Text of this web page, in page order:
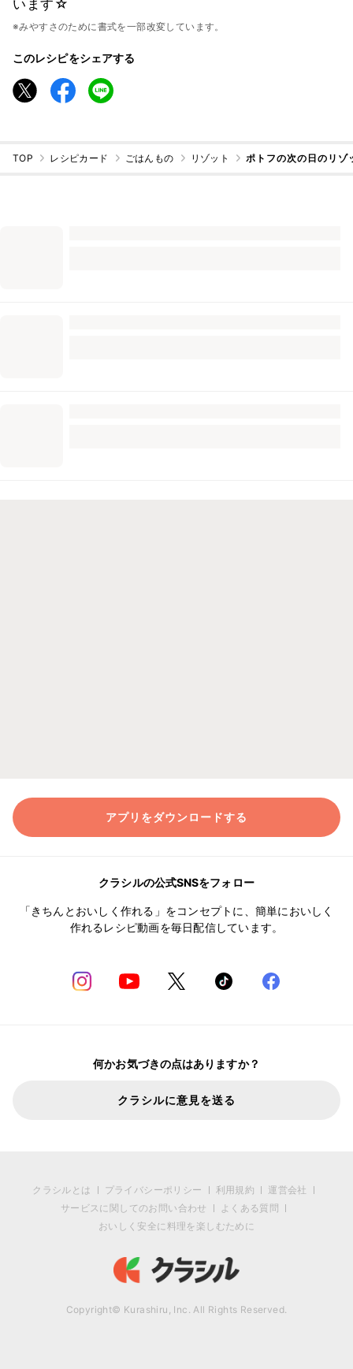
います☆
※みやすさのために書式を一部改変しています。
このレシピをシェアする
TOP レシピカード ごはんもの リゾット ポトフの次の日のリゾ
アプリをダウンロードする
クラシルの公式SNSをフォロー
「きちんとおいしく作れる」をコンセプトに、簡単においしく
作れるレシピ動画を毎日配信しています。
何かお気づきの点はありますか？
クラシルに意見を送る
クラシルとは プライバシーポリシー 利用規約
運営会社
サービスに関してのお問い合わせ
よくある質問
おいしく安全に料理を楽しむために
Copyright© Kurashiru, Inc. All Rights Reserved.